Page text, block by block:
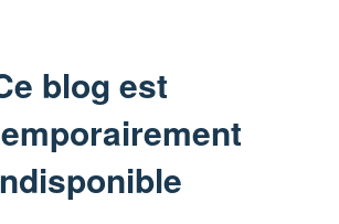
blog est